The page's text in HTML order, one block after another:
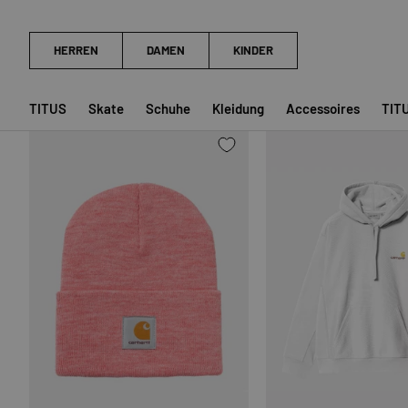
TITUS Skate Schuhe Kleidung Accessoires
Begrenzter Vorrat (5 Einheiten)